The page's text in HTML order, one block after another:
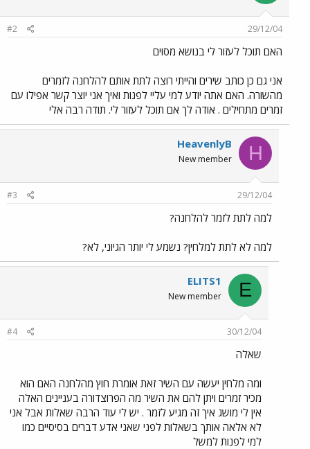
29/12/04
#2
האם תוכל לעזור לי בנושא מסוים
אני גם כן כותב שירים והייתי רוצה לתת אותם להלחנה לזמרים
מהשורה. האם אתה יודע למי עליי לפנות ואיך אני יוצר קשר אפילו עם
זמרים מתחילים . אודה לך אם תוכל לעזור לי. תודה רבה אלי
H
HeavenlyB
New member
29/12/04
#3
למה לתת לזמר להלחנה?
למה לא לתת למלחין? נשמע לי יותר הגיוני, לא?
E
ELITS1
New member
30/12/04
#4
שאלה
ומה מלחין יעשה עם השיר זאת אומרת חוץ מהלחנה האם הוא
מכיר זמרים ויתן להם את השיר מה הפרוצדורה בעניינים האלה
אין לי מושג איך זה מגיע לזמר . יש לי עוד הרבה שאלות אבל אני
לא אלאה אותך בשאלות לפני שאני אדע דברים בסיסיים כמו
למי לפנות למשל